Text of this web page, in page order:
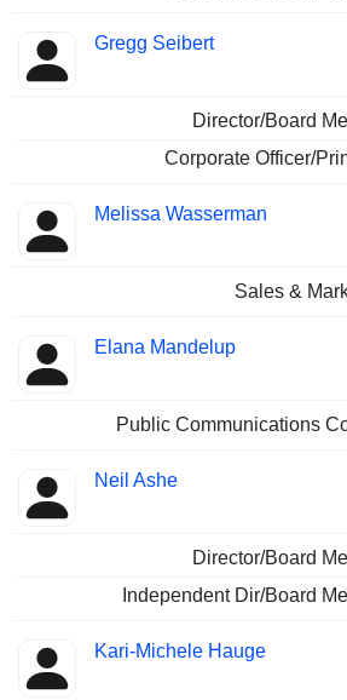
Gregg Seibert
Director/Board
Corporate Officer/
Melissa Wasserman
Sales &
Elana Mandelup
Public Communications
Neil Ashe
Director/Board
Independent Dir/Board
Kari-Michele Hauge